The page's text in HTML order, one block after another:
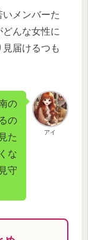
メンバーた
んな女性に
届けるつも
アイ
の
の
た
な
守